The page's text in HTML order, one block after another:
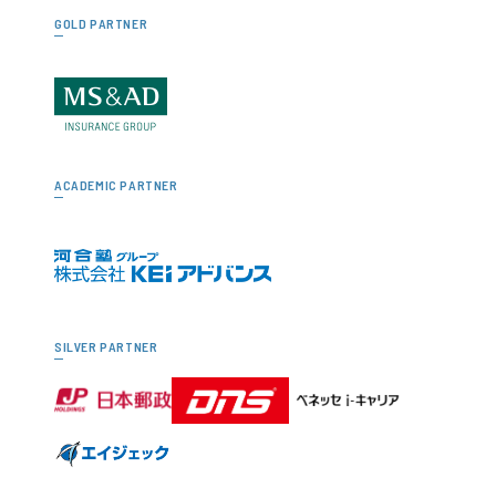
GOLD PARTNER
ACADEMIC PARTNER
SILVER PARTNER